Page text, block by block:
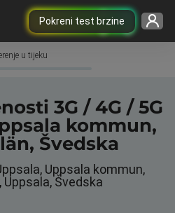
Pokreni test brzine
u tijeku
3G / 4G / 5G
kommun,
Švedska
Uppsala kommun,
Uppsala, Švedska